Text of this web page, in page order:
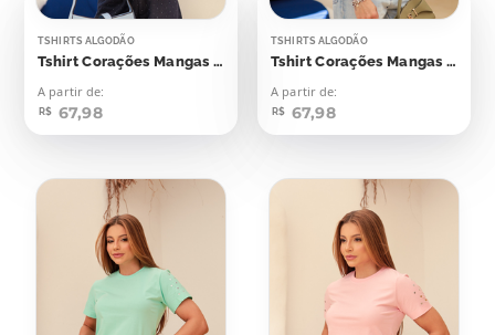
TSHIRTS ALGODÃO
Tshirt Corações Mangas Aplicação
A partir de:
R$ 67,98
TSHIRTS ALGODÃO
Tshirt Corações Mangas Aplicação
A partir de:
R$ 67,98